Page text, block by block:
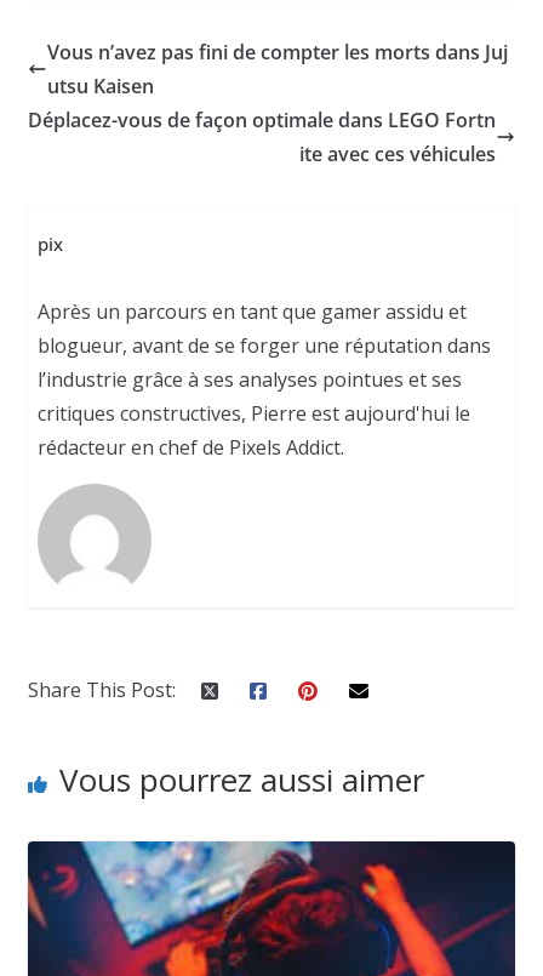
Vous n’avez pas fini de compter les morts dans Juj
utsu Kaisen
Déplacez-vous de façon optimale dans LEGO Fortn
ite avec ces véhicules
pix
Après un parcours en tant que gamer assidu et
blogueur, avant de se forger une réputation dans
l’industrie grâce à ses analyses pointues et ses
critiques constructives, Pierre est aujourd'hui le
rédacteur en chef de Pixels Addict.
Share This Post:
Vous pourrez aussi aimer